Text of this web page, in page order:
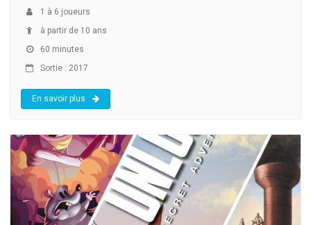
1 à 6 joueurs
à partir de 10 ans
60 minutes
Sortie : 2017
En savoir plus